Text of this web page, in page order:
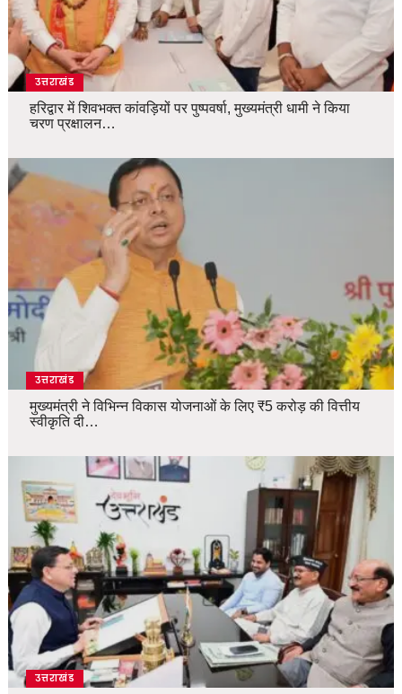
उत्तराखंड
हरिद्वार में शिवभक्त कांवड़ियों पर पुष्पवर्षा, मुख्यमंत्री धामी ने किया
चरण प्रक्षालन…
उत्तराखंड
मुख्यमंत्री ने विभिन्न विकास योजनाओं के लिए ₹5 करोड़ की वित्तीय
स्वीकृति दी…
उत्तराखंड